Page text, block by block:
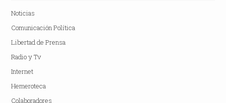
Noticias
Comunicación Política
Libertad de Prensa
Radio y Tv
Internet
Hemeroteca
Colaboradores